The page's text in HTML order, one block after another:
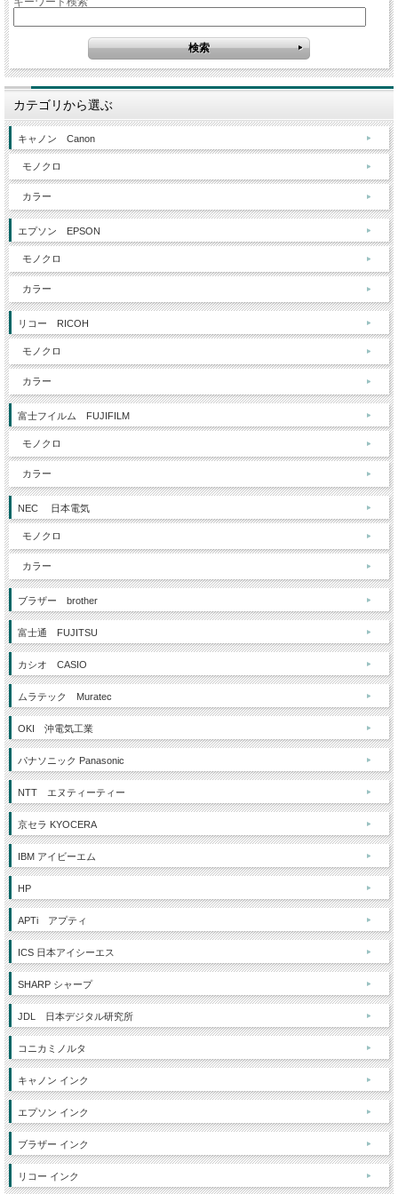
カテゴリから選ぶ
キャノン Canon
モノクロ
カラー
エプソン EPSON
モノクロ
カラー
リコー RICOH
モノクロ
カラー
富士フイルム FUJIFILM
モノクロ
カラー
NEC 日本電気
モノクロ
カラー
ブラザー brother
富士通 FUJITSU
カシオ CASIO
ムラテック Muratec
OKI 沖電気工業
パナソニック Panasonic
NTT エヌティーティー
京セラ KYOCERA
IBM アイビーエム
HP
APTi アプティ
ICS 日本アイシーエス
SHARP シャープ
JDL 日本デジタル研究所
コニカミノルタ
キャノン インク
エプソン インク
ブラザー インク
リコー インク